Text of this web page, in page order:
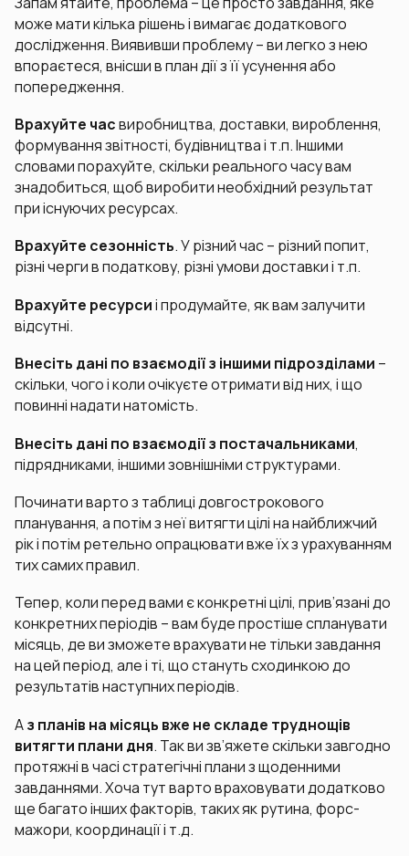
може мати кілька рішень і вимагає додаткового
дослідження. Виявивши проблему – ви легко з нею
впораєтеся, внісши в план дії з її усунення або
попередження.
Врахуйте часвиробництва, доставки, вироблення,
формування звітності, будівництва і т.п. Іншими
словами порахуйте, скільки реального часу вам
знадобиться, щоб виробити необхідний результат
при існуючих ресурсах.
Врахуйте сезонність. У різний час – різний попит,
різні черги в податкову, різні умови доставки і т.п.
Врахуйте ресурсиі продумайте, як вам залучити
відсутні.
Внесіть дані по взаємодіїз іншими підрозділами –
скільки, чого і коли очікуєте отримати від них, і що
повинні надати натомість.
Внесіть дані по взаємодіїз постачальниками,
підрядниками, іншими зовнішніми структурами.
Починати варто з таблиці довгострокового
планування, а потім з неї витягти цілі на найближчий
рік і потім ретельно опрацювати вже їх з урахуванням
тих самих правил.
Тепер, коли перед вами є конкретні цілі, прив’язані до
конкретних періодів – вам буде простіше спланувати
місяць, де ви зможете врахувати не тільки завдання
на цей період, але і ті, що стануть сходинкою до
результатів наступних періодів.
Аз планів на місяць вже не складе труднощів
витягти плани дня. Так ви зв’яжете скільки завгодно
протяжні в часі стратегічні плани з щоденними
завданнями. Хоча тут варто враховувати додатково
ще багато інших факторів, таких як рутина, форс-
мажори, координації і т.д.